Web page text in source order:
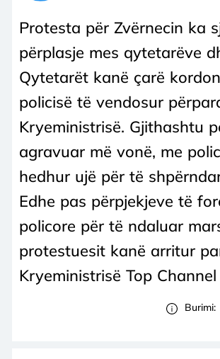
Protesta për Zvërnecin ka
përplasje mes qytetarëve
Qytetarët kanë çarë
policisë të vendosur
Kryeministrisë. Gjithashtu
agravuar më vonë, me
hedhur ujë për të
Edhe pas përpjekjeve të
policore për të ndaluar
protestuesit kanë arritur
Kryeministrisë Top Channel
Burimi: